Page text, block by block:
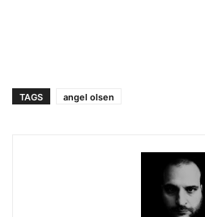
TAGS angel olsen